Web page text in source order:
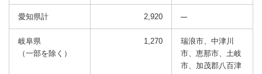
愛知県計 2,920
岐阜県
（一部を除く）
1,270
瑞浪市、中津川
市、恵那市、 土岐
市、加茂郡八百津